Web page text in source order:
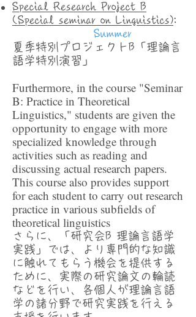
Special Research Project B
(Special seminar on Linguistics):
Summer
夏季特別プロジェクトB「理論言
語学特別演習」
Furthermore, in the course "Seminar
B: Practice in Theoretical
Linguistics," students are given the
opportunity to engage with more
specialized knowledge through
activities such as reading and
discussing actual research papers.
This course also provides support
for each student to carry out research
practice in various subfields of
theoretical linguistics
さらに、
「研究会B 理論言語学
実践」では、より専門的な知識
に触れてもらう機会を提供する
ために、実際の研究論文の輪読
などを行い、各個人が理論言語
学の諸分野で研究実践を行える